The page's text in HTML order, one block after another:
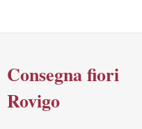
Consegna fiori
Rovigo